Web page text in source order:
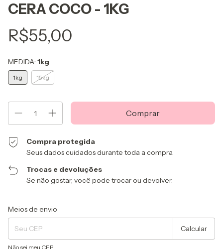
CERA COCO - 1KG
R$55,00
MEDIDA: 1kg
1kg 15kg
Compra protegida
Seus dados cuidados durante toda a compra.
Trocas e devoluções
Se não gostar, você pode trocar ou devolver.
Entregas para o CEP:
Meios de envio
Calcular
Não sei meu CEP